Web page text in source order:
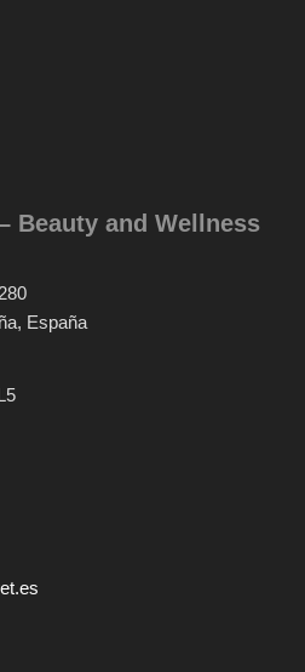
Beauty and Wellness
España